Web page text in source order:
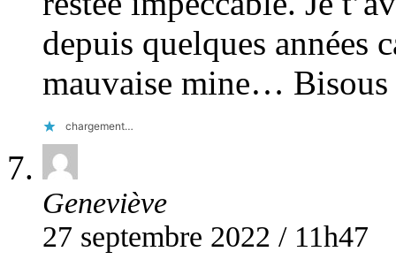
depuis quelques années
mauvaise mine… Bisous
chargement…
Geneviève
27 septembre 2022 / 11h47